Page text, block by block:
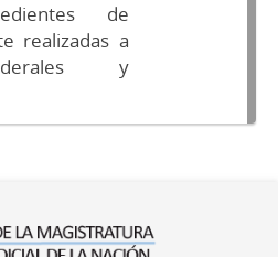
de
realizadas a
y